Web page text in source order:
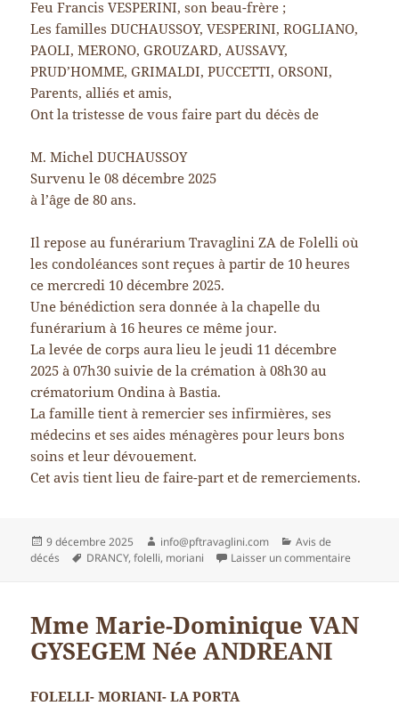
Feu Francis VESPERINI, son beau-frère ;
Les familles DUCHAUSSOY, VESPERINI, ROGLIANO,
PAOLI, MERONO, GROUZARD, AUSSAVY,
PRUD’HOMME, GRIMALDI, PUCCETTI, ORSONI,
Parents, alliés et amis,
Ont la tristesse de vous faire part du décès de
M. Michel DUCHAUSSOY
Survenu le 08 décembre 2025
à l’âge de 80 ans.
Il repose au funérarium Travaglini ZA de Folelli où
les condoléances sont reçues à partir de 10 heures
ce mercredi 10 décembre 2025.
Une bénédiction sera donnée à la chapelle du
funérarium à 16 heures ce même jour.
La levée de corps aura lieu le jeudi 11 décembre
2025 à 07h30 suivie de la crémation à 08h30 au
crématorium Ondina à Bastia.
La famille tient à remercier ses infirmières, ses
médecins et ses aides ménagères pour leurs bons
soins et leur dévouement.
Cet avis tient lieu de faire-part et de remerciements.
Publié
le
9 décembre 2025 Auteur
info@pftravaglini.com Catégories
Avis de
décés
Mots-
DRANCY,folelli, moriani Laisser un commentaire
Mme Marie-Dominique VAN
GYSEGEM Née ANDREANI
FOLELLI- MORIANI- LA PORTA